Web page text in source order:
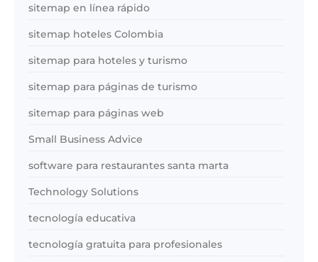
sitemap en línea rápido
sitemap hoteles Colombia
sitemap para hoteles y turismo
sitemap para páginas de turismo
sitemap para páginas web
Small Business Advice
software para restaurantes santa marta
Technology Solutions
tecnología educativa
tecnología gratuita para profesionales